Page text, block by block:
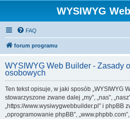
WYSIWYG
FAQ
forum programu
WYSIWYG Web Builder - Zasady
osobowych
Ten tekst opisuje, w jaki sposób „WYSIWYG
stowarzyszone zwane dalej „my”, „nas”,
„https://www.wysiwygwebbuilder.pl” i phpBB
„oprogramowanie phpBB”,